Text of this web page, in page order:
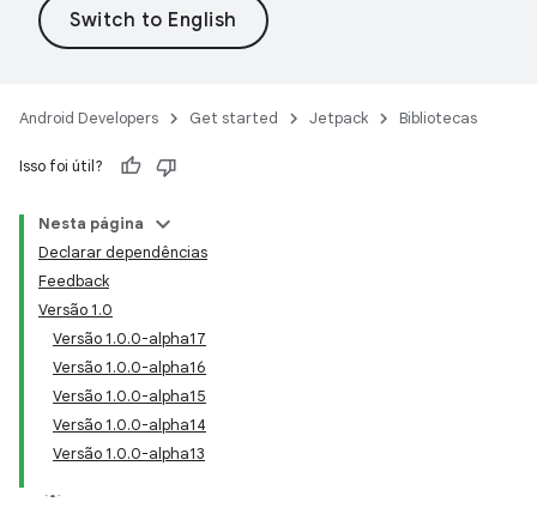
Android Developers Get started Jetpack Bibliotecas
Isso foi útil?
Nesta página
Declarar dependências
Feedback
Versão 1.0
Versão 1.0.0-alpha17
Versão 1.0.0-alpha16
Versão 1.0.0-alpha15
Versão 1.0.0-alpha14
Versão 1.0.0-alpha13